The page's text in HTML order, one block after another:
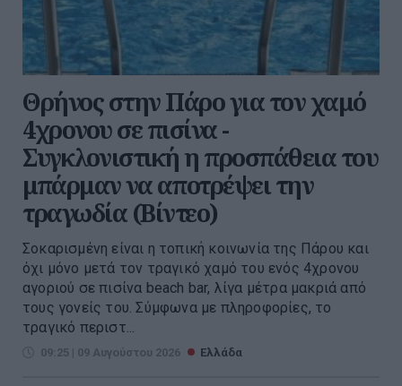
Θρήνος στην Πάρο για τον χαμό
4χρονου σε πισίνα -
Συγκλονιστική η προσπάθεια του
μπάρμαν να αποτρέψει την
τραγωδία (Βίντεο)
Σοκαρισμένη είναι η τοπική κοινωνία της Πάρου και
όχι μόνο μετά τον τραγικό χαμό του ενός 4χρονου
αγοριού σε πισίνα beach bar, λίγα μέτρα μακριά από
τους γονείς του. Σύμφωνα με πληροφορίες, το
τραγικό περιστ...
09:25 | 09 Αυγούστου 2026 Ελλάδα